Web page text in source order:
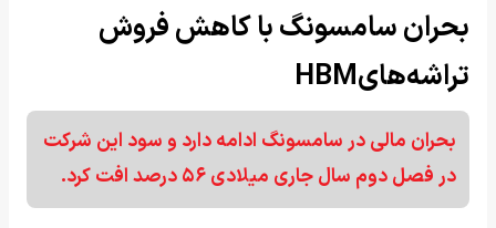
بحران سامسونگ با کاهش فروش
تراشه‌هایHBM
بحران مالی در سامسونگ ادامه دارد و سود این شرکت
در فصل دوم سال جاری میلادی ۵۶ درصد افت کرد.